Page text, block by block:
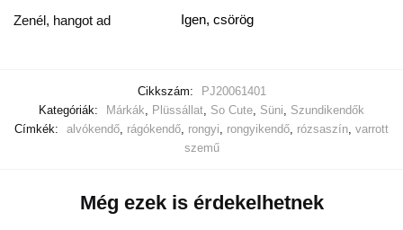
Zenél, hangot ad Igen, csörög
Cikkszám:
PJ20061401
Kategóriák:
Márkák Plüssállat So Cute Süni
Szundikendők
Címkék:
alvókendő rágókendő rongyi rongyikendő rózsaszín varrott
szemű
Még ezek is érdekelhetnek